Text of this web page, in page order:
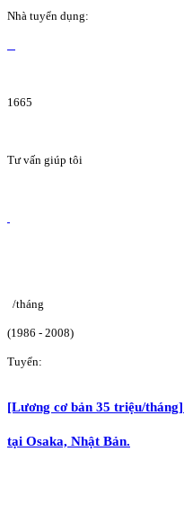
Nhà tuyển dụng:
1665
Tư vấn giúp tôi
/tháng
(1986 - 2008)
Tuyển:
[Lương cơ bản 35 triệu/
tại Osaka, Nhật Bản.